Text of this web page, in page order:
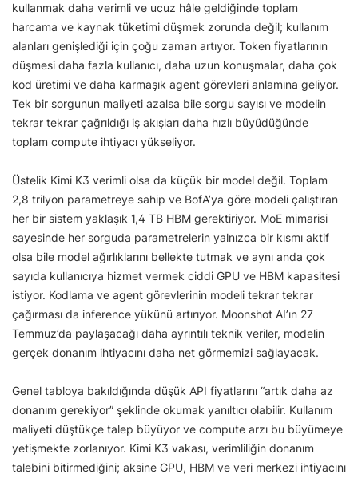
kullanmak daha verimli ve ucuz hâle geldiğinde toplam
harcama ve kaynak tüketimi düşmek zorunda değil; kullanım
alanları genişlediği için çoğu zaman artıyor. Token fiyatlarının
düşmesi daha fazla kullanıcı, daha uzun konuşmalar, daha çok
kod üretimi ve daha karmaşık agent görevleri anlamına geliyor.
Tek bir sorgunun maliyeti azalsa bile sorgu sayısı ve modelin
tekrar tekrar çağrıldığı iş akışları daha hızlı büyüdüğünde
toplam compute ihtiyacı yükseliyor.
Üstelik Kimi K3 verimli olsa da küçük bir model değil. Toplam
2,8 trilyon parametreye sahip ve BofA’ya göre modeli çalıştıran
her bir sistem yaklaşık 1,4 TB HBM gerektiriyor. MoE mimarisi
sayesinde her sorguda parametrelerin yalnızca bir kısmı aktif
olsa bile model ağırlıklarını bellekte tutmak ve aynı anda çok
sayıda kullanıcıya hizmet vermek ciddi GPU ve HBM kapasitesi
istiyor. Kodlama ve agent görevlerinin modeli tekrar tekrar
çağırması da inference yükünü artırıyor. Moonshot AI’ın 27
Temmuz’da paylaşacağı daha ayrıntılı teknik veriler, modelin
gerçek donanım ihtiyacını daha net görmemizi sağlayacak.
Genel tabloya bakıldığında düşük API fiyatlarını “artık daha az
donanım gerekiyor” şeklinde okumak yanıltıcı olabilir. Kullanım
maliyeti düştükçe talep büyüyor ve compute arzı bu büyümeye
yetişmekte zorlanıyor. Kimi K3 vakası, verimliliğin donanım
talebini bitirmediğini; aksine GPU, HBM ve veri merkezi ihtiyacını